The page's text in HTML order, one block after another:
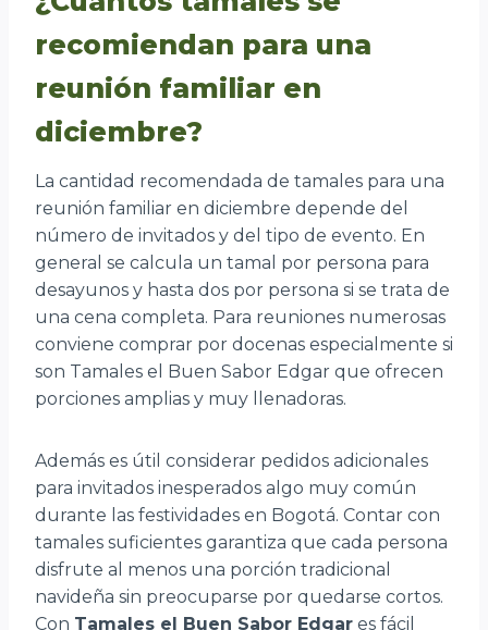
recomiendan para una
reunión familiar en
diciembre?
La cantidad recomendada de tamales para una
reunión familiar en diciembre depende del
número de invitados y del tipo de evento. En
general se calcula un tamal por persona para
desayunos y hasta dos por persona si se trata de
una cena completa. Para reuniones numerosas
conviene comprar por docenas especialmente si
son Tamales el Buen Sabor Edgar que ofrecen
porciones amplias y muy llenadoras.
Además es útil considerar pedidos adicionales
para invitados inesperados algo muy común
durante las festividades en Bogotá. Contar con
tamales suficientes garantiza que cada persona
disfrute al menos una porción tradicional
navideña sin preocuparse por quedarse cortos.
Con Tamales el Buen Sabor Edgar es fácil